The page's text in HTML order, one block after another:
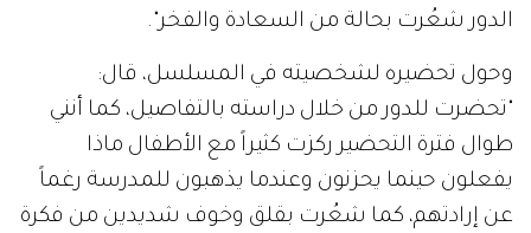
الدور شعُرت بحالة من السعادة والفخر".
وحول تحضيره لشخصيته في المسلسل، قال:
"تحضرت للدور من خلال دراسته بالتفاصيل، كما أنني
طوال فترة التحضير ركزت كثيراً مع الأطفال ماذا
يفعلون حينما يحزنون وعندما يذهبون للمدرسة رغماً
عن إرادتهم، كما شعُرت بقلق وخوف شديدين من فكرة